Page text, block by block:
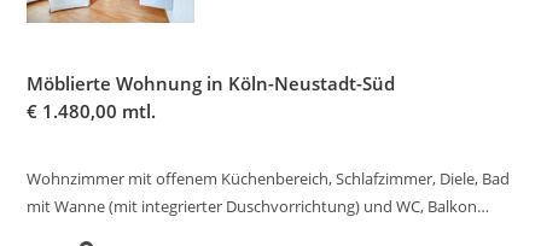
Möblierte Wohnung in Köln-Neustadt-Süd
€ 1.480,00 mtl.
Wohnzimmer mit offenem Küchenbereich, Schlafzimmer, Diele, Bad
mit Wanne (mit integrierter Duschvorrichtung) und WC, Balkon…